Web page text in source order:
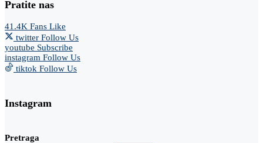
Pratite nas
41.4K Fans Like
twitter Follow Us
youtube Subscribe
instagram Follow Us
tiktok Follow Us
Instagram
Pretraga